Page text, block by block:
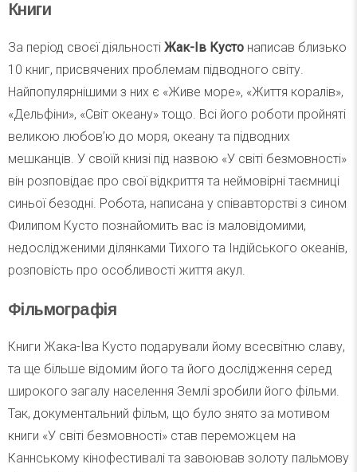
Книги
За період своєї діяльності Жак-Ів Кусто написав близько
10 книг, присвячених проблемам підводного світу.
Найпопулярнішими з них є «Живе море», «Життя коралів»,
«Дельфіни», «Світ океану» тощо. Всі його роботи пройняті
великою любов’ю до моря, океану та підводних
мешканців. У своїй книзі під назвою «У світі безмовності»
він розповідає про свої відкриття та неймовірні таємниці
синьої безодні. Робота, написана у співавторстві з сином
Филипом Кусто познайомить вас із маловідомими,
недослідженими ділянками Тихого та Індійського океанів,
розповість про особливості життя акул.
Фільмографія
Книги Жака-Іва Кусто подарували йому всесвітню славу,
та ще більше відомим його та його дослідження серед
широкого загалу населення Землі зробили його фільми.
Так, документальний фільм, що було знято за мотивом
книги «У світі безмовності» став переможцем на
Каннському кінофестивалі та завоював золоту пальмову